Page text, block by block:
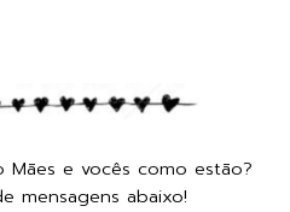
como estão?
mensagens abaixo!